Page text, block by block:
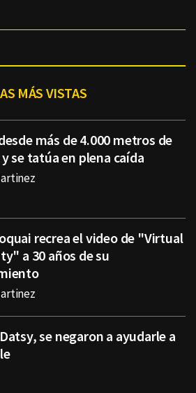
MÁS VISTAS
más de 4.000 metros de
se tatúa en plena caída
recrea el video de "Virtual
a 30 años de su
se negaron a ayudarle a